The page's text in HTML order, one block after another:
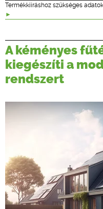
Termékkiíráshoz szükséges
A kéményes
kiegészíti a
rendszert